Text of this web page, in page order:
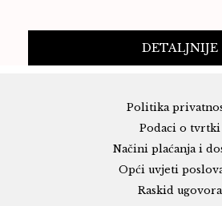
DETALJNIJE
Politika
Podaci o tvrtki
Načini plaćanja i
Opći uvjeti
Raskid ugovora